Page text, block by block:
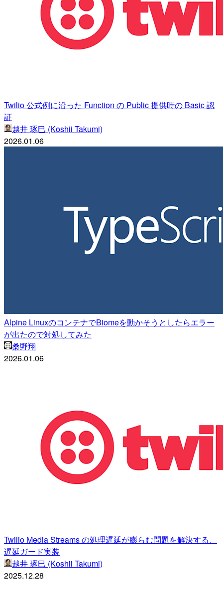
Twilio 公式例に沿った Function の Public 提供時の Basic 認
証
越井 琢巳 (Koshii Takumi)
2026.01.06
Alpine LinuxのコンテナでBiomeを動かそうとしたらエラー
が出たので対処してみた
桑野翔
2026.01.06
Twilio Media Streams の処理遅延が膨らむ問題を解決する、
遅延ガード実装
越井 琢巳 (Koshii Takumi)
2025.12.28